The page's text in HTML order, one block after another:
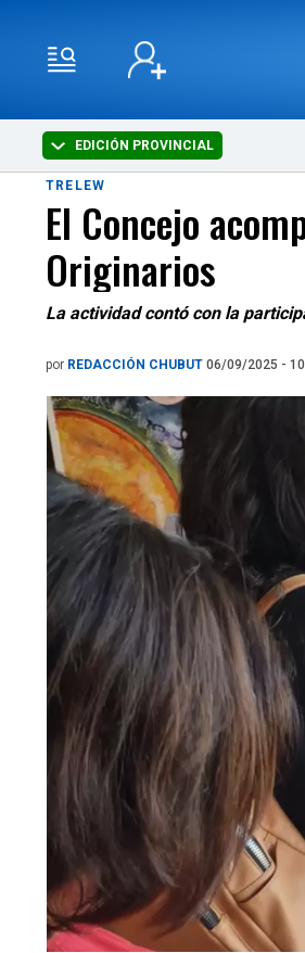
EDICIÓN PROVINCIAL
TRELEW
El Concejo
Originarios
La actividad contó con la
por REDACCIÓN CHUBUT 06/09/2025 -